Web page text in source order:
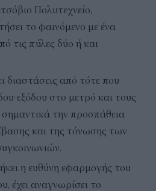
Πολυτεχνείο,
το φαινόμενο με ένα
τις πύλες δύο ή και
διαστάσεις από τότε που
εξόδου στο μετρό και τους
την προσπάθεια
και της τόνωσης των
η ευθύνη εφαρμογής του
έχει αναγνωρίσει το